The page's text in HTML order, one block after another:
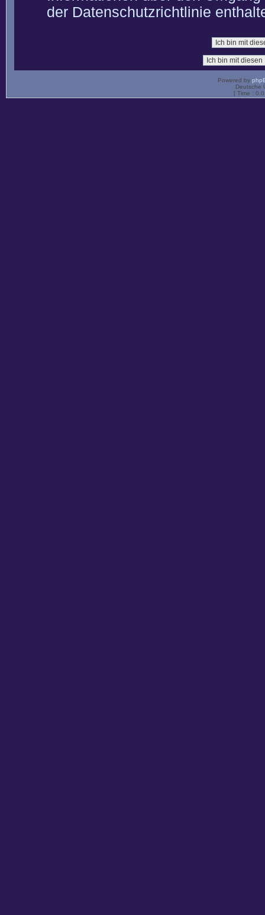
der Datenschutzrichtlinie
Powered by
Deutsche
[ Time :